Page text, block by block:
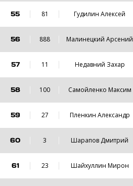
55 81 Гудилин Алексей
56 888 Малинецкий Арсений
57 11 Недавний Захар
58 100 Самойленко Максим
59 27 Пленкин Александр
60 3 Шарапов Дмитрий
61 23 Шайхуллин Мирон